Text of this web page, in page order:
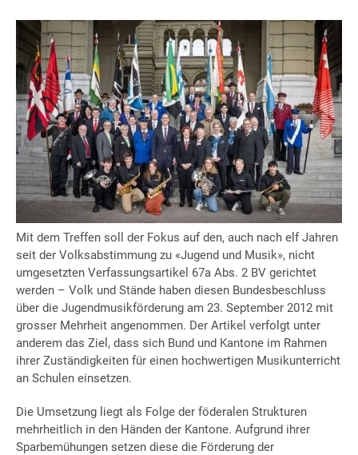
Am 17. November 2023 hat die Verbandsspitze des
Schweizer Blasmusikverbands bei einem persönlichen
Treffen mit Nationalratspräsident Martin Candinas in Bern
verschiedene, die Amateurkultur betreffende Themen
besprochen. Die «Musikalische Bildung» liegt dem grössten
Schweizer Amateurkulturverband dabei besonders am
Herzen.
Mit dem Treffen soll der Fokus auf den, auch nach elf Jahren
seit der Volksabstimmung zu «Jugend und Musik», nicht
umgesetzten Verfassungsartikel 67a Abs. 2 BV gerichtet
werden – Volk und Stände haben diesen Bundesbeschluss
über die Jugendmusikförderung am 23. September 2012 mit
grosser Mehrheit angenommen. Der Artikel verfolgt unter
anderem das Ziel, dass sich Bund und Kantone im Rahmen
ihrer Zuständigkeiten für einen hochwertigen Musikunterricht
an Schulen einsetzen.
Die Umsetzung liegt als Folge der föderalen Strukturen
mehrheitlich in den Händen der Kantone. Aufgrund ihrer
Sparbemühungen setzen diese die Förderung der